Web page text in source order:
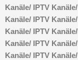
Kanäle/
IPTV Kanäle/
Kanäle/
IPTV Kanäle/
Kanäle/
IPTV Kanäle/
Kanäle/
IPTV Kanäle/
Kanäle/
IPTV Kanäle/